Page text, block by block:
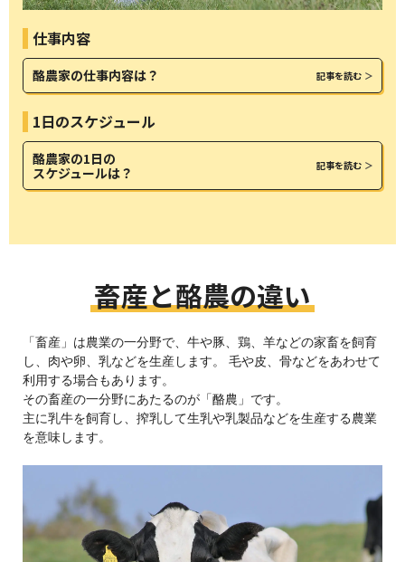
仕事内容
酪農家の仕事内容は？ 記事を読む
1日のスケジュール
酪農家の1日の
スケジュールは？
記事を読む
畜産と酪農の違い
「畜産」は農業の一分野で、牛や豚、鶏、羊などの家畜を飼育
し、肉や卵、乳などを生産します。
毛や皮、骨などをあわせて
利用する場合もあります。
その畜産の一分野にあたるのが「酪農」です。
主に乳牛を飼育し、搾乳して生乳や乳製品などを生産する農業
を意味します。